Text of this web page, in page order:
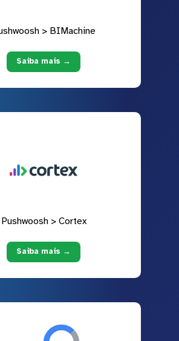
> BIMachine
Saiba mais →
Pushwoosh > Cortex
Saiba mais →